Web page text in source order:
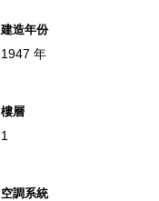
建造年份
1947 年
樓層
1
空調系統